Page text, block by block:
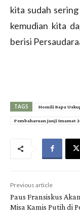
kita sudah
kemudian kita
berisi
TAGS Homili Bapa
Pembaharuan Janji Imamat
Previous article
Paus Fransiskus
Misa Kamis Putih di